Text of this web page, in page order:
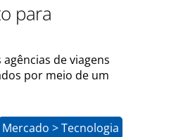
para
de viagens
por meio de um
Mercado > Tecnologia